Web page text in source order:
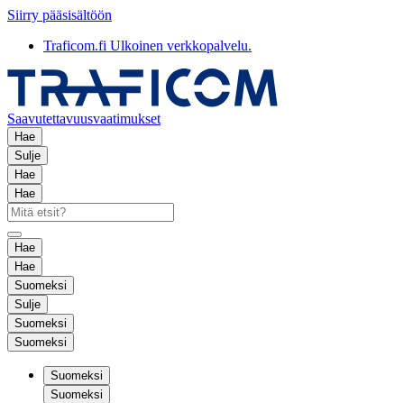
Siirry pääsisältöön
Traficom.fi Ulkoinen verkkopalvelu.
Saavutettavuusvaatimukset
Hae
Sulje
Hae
Hae
Hae
Hae
Suomeksi
Sulje
Suomeksi
Suomeksi
Suomeksi
Suomeksi